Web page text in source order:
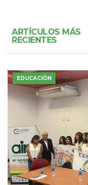
ARTÍCULOS MÁS
RECIENTES
EDUCACIÓN